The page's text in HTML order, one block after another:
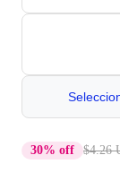
30% off $4.26